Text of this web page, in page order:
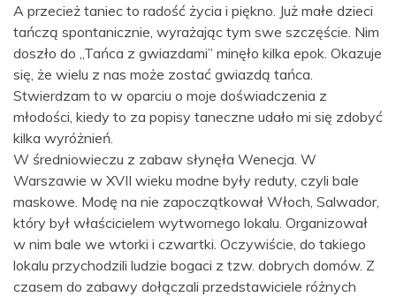
A przecież taniec to radość życia i piękno. Już małe dzieci
tańczą spontanicznie, wyrażając tym swe szczęście. Nim
doszło do „Tańca z gwiazdami” minęło kilka epok. Okazuje
się, że wielu z nas może zostać gwiazdą tańca.
Stwierdzam to w oparciu o moje doświadczenia z
młodości, kiedy to za popisy taneczne udało mi się zdobyć
kilka wyróżnień.
W średniowieczu z zabaw słynęła Wenecja. W
Warszawie w XVII wieku modne były reduty, czyli bale
maskowe. Modę na nie zapoczątkował Włoch, Salwador,
który był właścicielem wytwornego lokalu. Organizował
w nim bale we wtorki i czwartki. Oczywiście, do takiego
lokalu przychodzili ludzie bogaci z tzw. dobrych domów. Z
czasem do zabawy dołączali przedstawiciele różnych